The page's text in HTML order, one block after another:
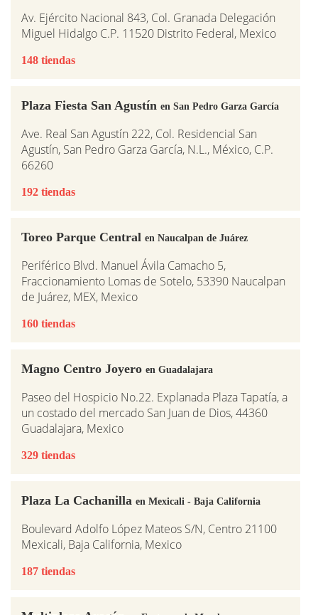
Av. Ejército Nacional 843, Col. Granada Delegación
Miguel Hidalgo C.P. 11520 Distrito Federal, Mexico
148 tiendas
Plaza Fiesta San Agustín en San Pedro Garza García
Ave. Real San Agustín 222, Col. Residencial San
Agustín, San Pedro Garza García, N.L., México, C.P.
66260
192 tiendas
Toreo Parque Central en Naucalpan de Juárez
Periférico Blvd. Manuel Ávila Camacho 5,
Fraccionamiento Lomas de Sotelo, 53390 Naucalpan
de Juárez, MEX, Mexico
160 tiendas
Magno Centro Joyero en Guadalajara
Paseo del Hospicio No.22. Explanada Plaza Tapatía, a
un costado del mercado San Juan de Dios, 44360
Guadalajara, Mexico
329 tiendas
Plaza La Cachanilla en Mexicali - Baja California
Boulevard Adolfo López Mateos S/N, Centro 21100
Mexicali, Baja California, Mexico
187 tiendas